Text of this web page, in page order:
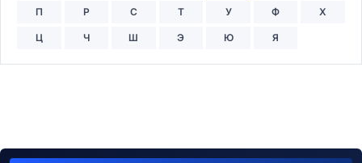
П Р С Т У Ф Х
Ц Ч Ш Э Ю Я